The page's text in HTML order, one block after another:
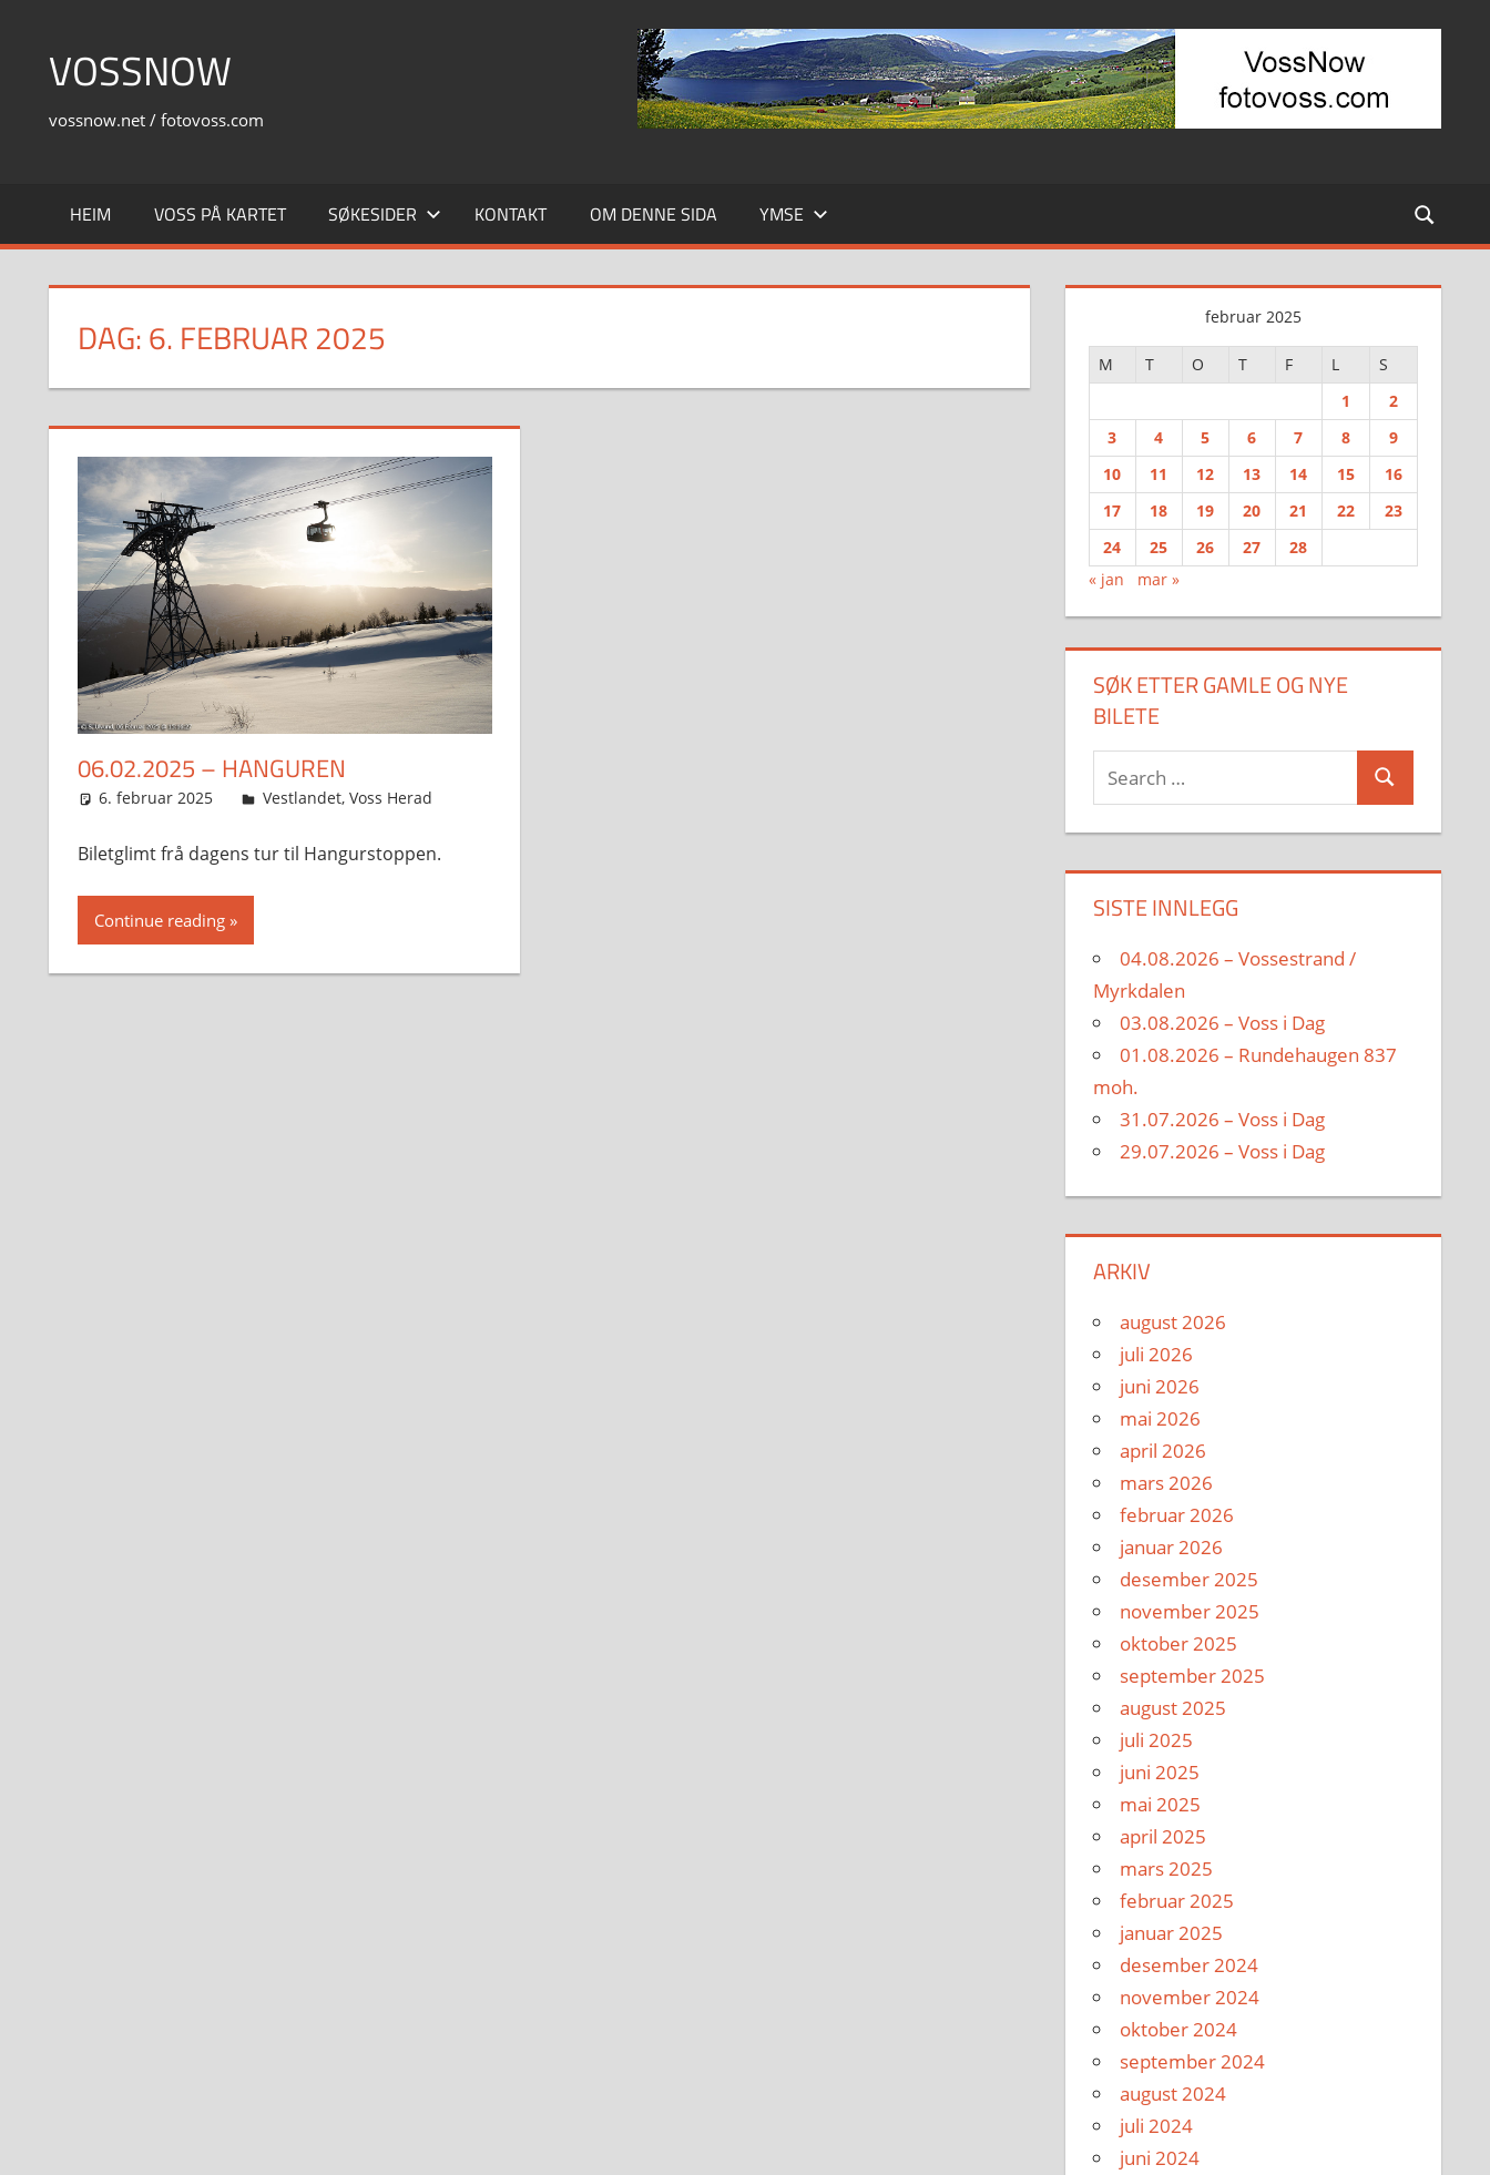
contentVOSSNOW
vossnow.net / fotovoss.com
HEIM VOSS PÅ KARTET SØKESIDER KONTAKT OM DENNE SIDA YMSE
DAG:6. FEBRUAR 2025
06.02.2025 – HANGUREN
6. februar 2025 Svein
Vestlandet, Voss Herad
Biletglimt frå dagens tur til Hangurstoppen.
Continue reading
februar 2025
M T O T F L
S
1
2
3
4 5 6 7 8
9
10
11 12 13 14 15
16
17
18 19 20 21 22
23
24
25 26 27
28
« jan
mar »
SØK ETTER GAMLE OG NYE
BILETE
Search
for:
Search
SISTE INNLEGG
04.08.2026 – Vossestrand /
Myrkdalen
03.08.2026 – Voss i Dag
01.08.2026 – Rundehaugen 837
moh.
31.07.2026 – Voss i Dag
29.07.2026 – Voss i Dag
ARKIV
august 2026
juli 2026
juni 2026
mai 2026
april 2026
mars 2026
februar 2026
januar 2026
desember 2025
november 2025
oktober 2025
september 2025
august 2025
juli 2025
juni 2025
mai 2025
april 2025
mars 2025
februar 2025
januar 2025
desember 2024
november 2024
oktober 2024
september 2024
august 2024
juli 2024
juni 2024